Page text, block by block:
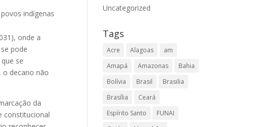
indígenas
onde a
pode
se
o decano não
da
constitucional
Uncategorized
Tags
Acre Alagoas
am
Amapá
Amazonas
Bahia
Bolívia
Brasil
Brasilia
Brasília
Ceará
Espírito Santo
FUNAI